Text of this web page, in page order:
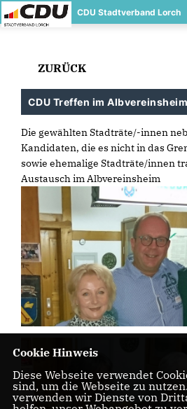
CDU Stadtverband Lorch
ZURÜCK
CDU Treffen im
Die gewählten Stadträte/-innen
Kandidaten, die es nicht in das
sowie ehemalige Stadträte/innen
Austausch im Albvereinsheim
Cookie Hinweis
Diese Webseite verwendet
sind, um die Webseite zu
verwenden wir Dienste von